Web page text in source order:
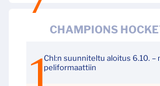
CHAMPIONS
Chl:n suunniteltu aloitus 6.10. –
peliformaattiin